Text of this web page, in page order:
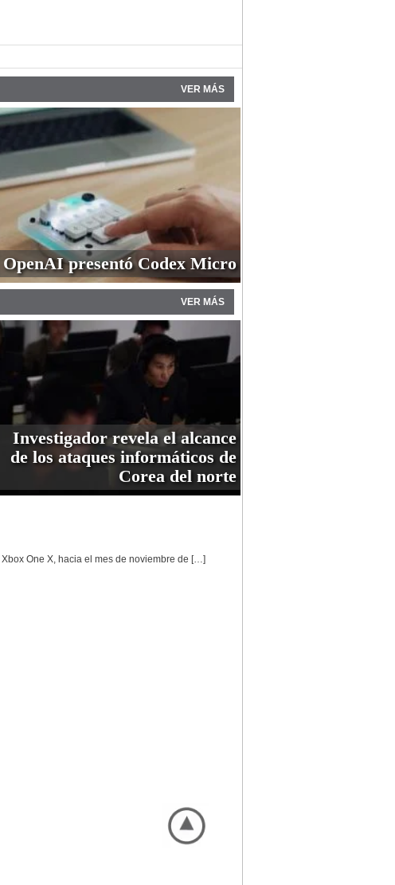
VER MÁS
OpenAI presentó Codex Micro
VER MÁS
Investigador revela el alcance
de los ataques informáticos de
Corea del norte
One X, hacia el mes de noviembre de […]